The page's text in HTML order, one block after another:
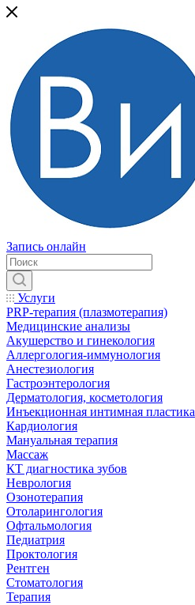
Запись онлайн
Услуги
PRP-терапия (плазмотерапия)
Медицинские анализы
Акушерство и гинекология
Аллергология-иммунология
Анестезиология
Гастроэнтерология
Дерматология, косметология
Инъекционная интимная пластика
Кардиология
Мануальная терапия
Массаж
КТ диагностика зубов
Неврология
Озонотерапия
Отоларингология
Офтальмология
Педиатрия
Проктология
Рентген
Стоматология
Терапия